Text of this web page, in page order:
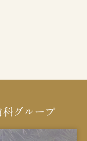
科グループ